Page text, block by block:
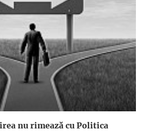
nu rimează cu Politica